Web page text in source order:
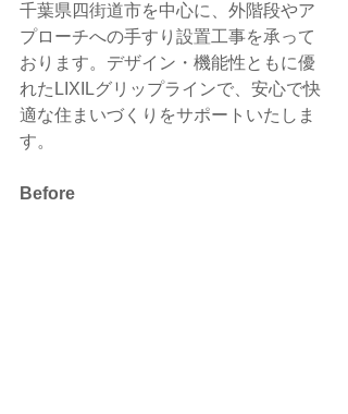
千葉県四街道市を中心に、外階段やア
プローチへの手すり設置工事を承って
おります。デザイン・機能性ともに優
れたLIXILグリップラインで、安心で快
適な住まいづくりをサポートいたしま
す。
Before